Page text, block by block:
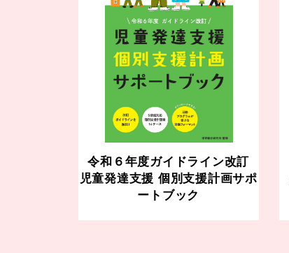
令和６年度ガイドライン改訂
児童発達支援 個別支援計画サポ
ートブック